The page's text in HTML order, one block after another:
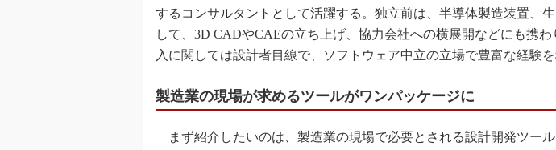
するコンサルタントとして活躍する。独立前は、半導体製造装置、
して、3D CADやCAEの立ち上げ、協力会社への横展開などにも携
入に関しては設計者目線で、ソフトウェア中立の立場で豊富な経験を
製造業の現場が求めるツールがワンパッケージに
まず紹介したいのは、製造業の現場で必要とされる設計開発ツー